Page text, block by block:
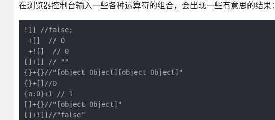
在浏览器控制台输入一些各种运算符的组合，会出现一些有意思的结果：
![] //false;
+[]  // 0
+![]  // 0
[]+[] // ""
{}+{}//"[object Object][object Object]"
{}+[]//0
{a:0}+1 // 1
[]+{}//"[object Object]"
[]+![]//"false"